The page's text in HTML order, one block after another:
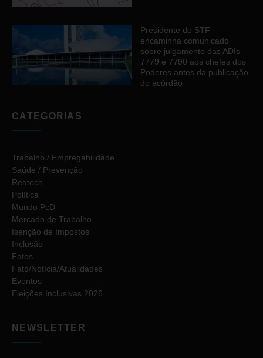
Presidente do STF
encaminha comunicado
sobre julgamento das ADIs
7779 e 7790 aos chefes dos
Poderes antes da publicação
do acórdão
CATEGORIAS
Trabalho / Empregabilidade
Saúde / Prevenção
Reatech
Política
Mundo PcD
Mercado de Trabalho
Isenção de Impostos
Inclusão
Fatos
Fato/Notícia/Atualidades
Eventos
Eleições Inclusivas 2026
NEWSLETTER